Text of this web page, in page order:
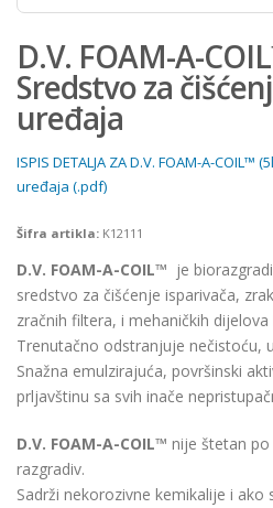
D.V. FOAM-A-
Sredstvo za
uređaja
ISPIS DETALJA ZA D.V. FOAM-A-
uređaja (.pdf)
Šifra artikla: K12111
D.V. FOAM-A-COIL™ je
sredstvo za čišćenje isparivača,
zračnih filtera, i mehaničkih
Trenutačno odstranjuje nečistoću,
Snažna emulzirajuća, površinski
prljavštinu sa svih inače
D.V. FOAM-A-COIL™ nije štetan
razgradiv.
Sadrži nekorozivne kemikalije i ako